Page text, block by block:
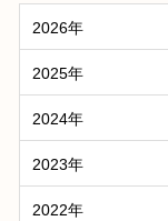
2026年
2025年
2024年
2023年
2022年